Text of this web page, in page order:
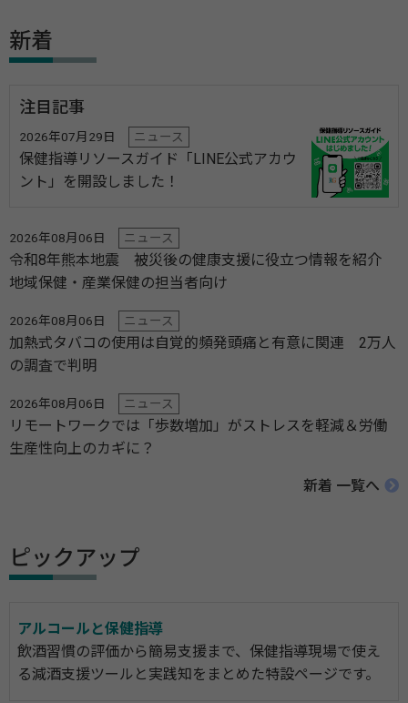
新着
注目記事
2026年07月29日 ニュース
保健指導リソースガイド「LINE公式アカウ
ント」を開設しました！
2026年08月06日 ニュース
令和8年熊本地震 被災後の健康支援に役立つ情報を紹介
地域保健・産業保健の担当者向け
2026年08月06日 ニュース
加熱式タバコの使用は自覚的頻発頭痛と有意に関連 2万人
の調査で判明
2026年08月06日 ニュース
リモートワークでは「歩数増加」がストレスを軽減＆労働
生産性向上のカギに？
新着 一覧へ
ピックアップ
アルコールと保健指導
飲酒習慣の評価から簡易支援まで、保健指導現場で使え
る減酒支援ツールと実践知をまとめた特設ページです。